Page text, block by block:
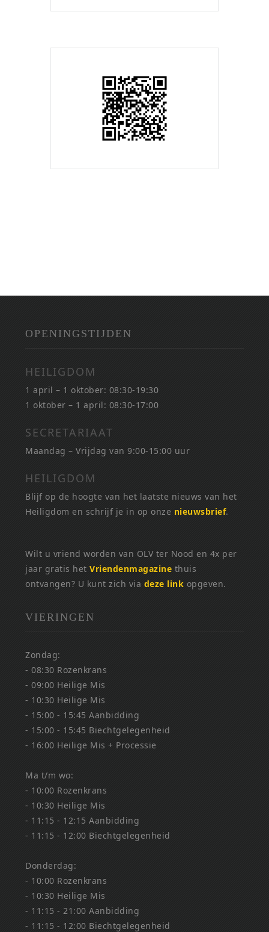
OPENINGSTIJDEN
HEILIGDOM
1 april – 1 oktober: 08:30-19:30
1 oktober – 1 april: 08:30-17:00
SECRETARIAAT
Maandag – Vrijdag van 9:00-15:00 uur
HEILIGDOM
Blijf op de hoogte van het laatste nieuws van het
Heiligdom en schrijf je in op onze nieuwsbrief.
Wilt u vriend worden van OLV ter Nood en 4x per
jaar gratis hetVriendenmagazine thuis
ontvangen? U kunt zich via deze link opgeven.
VIERINGEN
Zondag:
- 08:30 Rozenkrans
- 09:00 Heilige Mis
- 10:30 Heilige Mis
- 15:00 - 15:45 Aanbidding
- 15:00 - 15:45 Biechtgelegenheid
- 16:00 Heilige Mis + Processie
Ma t/m wo:
- 10:00 Rozenkrans
- 10:30 Heilige Mis
- 11:15 - 12:15 Aanbidding
- 11:15 - 12:00 Biechtgelegenheid
Donderdag:
- 10:00 Rozenkrans
- 10:30 Heilige Mis
- 11:15 - 21:00 Aanbidding
- 11:15 - 12:00 Biechtgelegenheid